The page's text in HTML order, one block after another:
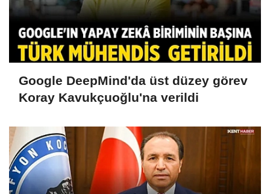
Google DeepMind'da üst düzey görev
Koray Kavukçuoğlu'na verildi